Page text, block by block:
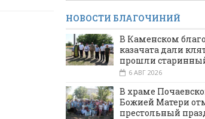
НОВОСТИ БЛАГОЧИНИЙ
В Каменском
казачата дали
прошли
6 АВГ 2026
В храме
Божией Матери
престольный